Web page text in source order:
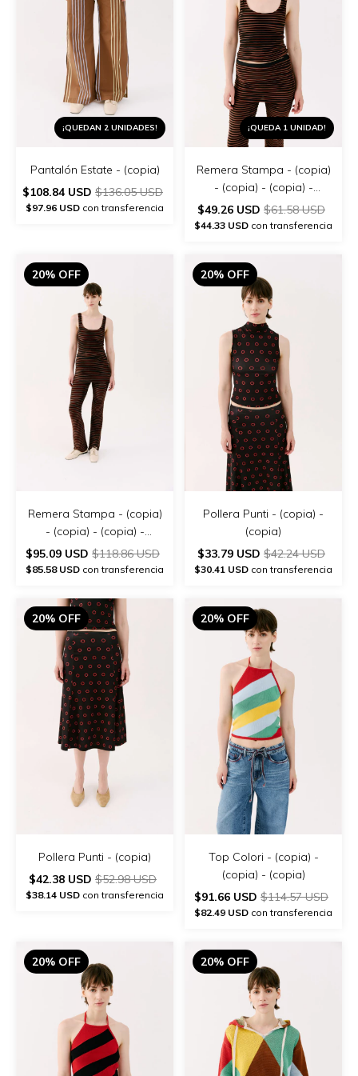
¡QUEDAN 2 UNIDADES!
Pantalón Estate - (copia)
$108.84 USD $136.05 USD
$97.96 USD con transferencia
¡QUEDA 1 UNIDAD!
Remera Stampa - (copia)
- (copia) - (copia) -
(copia) - (copia) - (copia)
$49.26 USD $61.58 USD
$44.33 USD con transferencia
20% OFF
Remera Stampa - (copia)
- (copia) - (copia) -
(copia) - (copia) - (copia)
- (copia)
$95.09 USD $118.86 USD
$85.58 USD con transferencia
20% OFF
Pollera Punti - (copia) -
(copia)
$33.79 USD $42.24 USD
$30.41 USD con transferencia
20% OFF
Pollera Punti - (copia)
$42.38 USD $52.98 USD
$38.14 USD con transferencia
20% OFF
Top Colori - (copia) -
(copia) - (copia)
$91.66 USD $114.57 USD
$82.49 USD con transferencia
20% OFF 20% OFF